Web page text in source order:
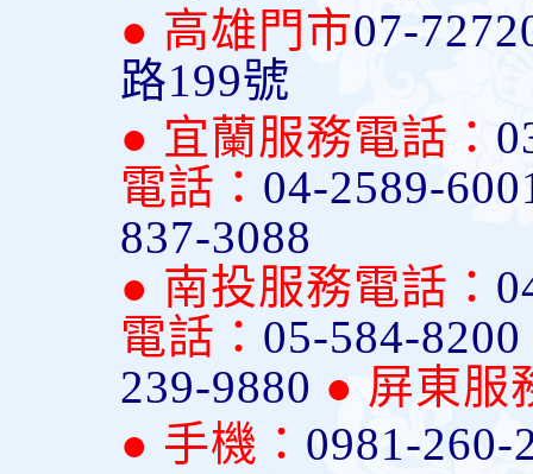
● 高雄門市07-
路199號
● 宜蘭服務電話：
電話： 04-2589-
837-3088
● 南投服務電話：
電話： 05-584-8200
239-9880 ● 屏東服
● 手機： 0981-260-